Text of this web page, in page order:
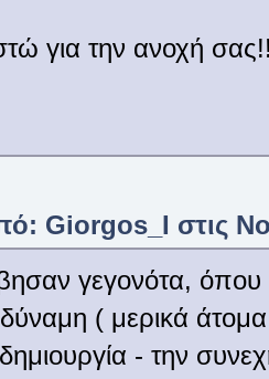
για την ανοχή
Giorgos_I στις
γεγονότα,
δύναμη ( μερικά
- την